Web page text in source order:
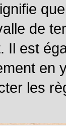
de
Il est
en
les